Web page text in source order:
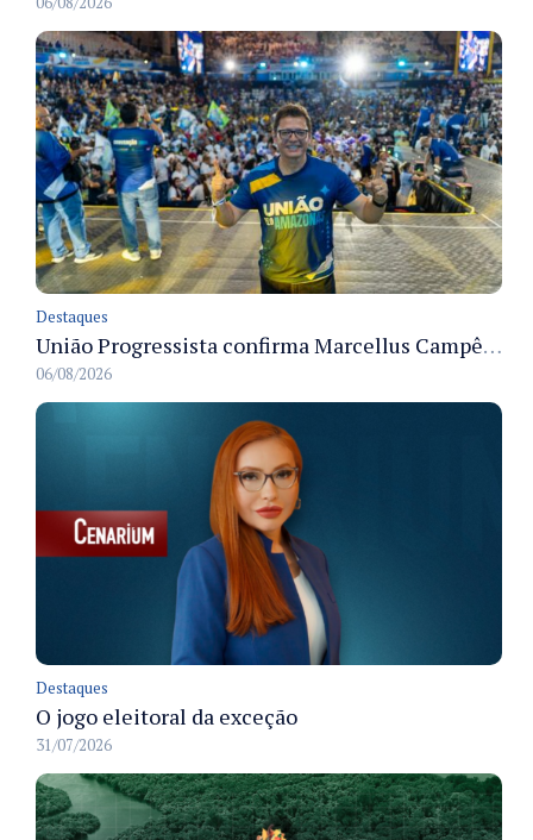
Destaques
União Progressista confirma Marcellus Campêlo como candidato a deputado estadual
06/08/2026
Destaques
O jogo eleitoral da exceção
31/07/2026